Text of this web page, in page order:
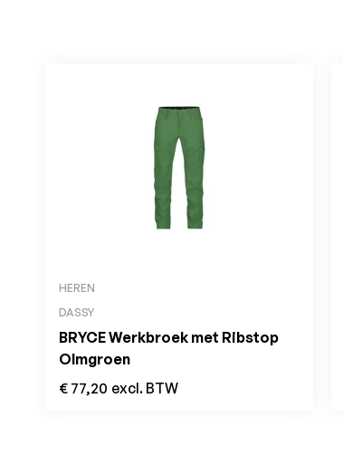
HEREN
DASSY
BRYCE Werkbroek met Ribstop
Olmgroen
€ 77,20 excl. BTW